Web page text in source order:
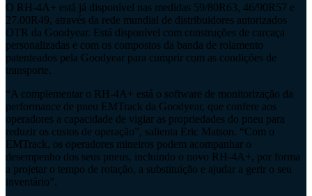
O RH-4A+ está já disponível nas medidas 59/80R63, 46/90R57 e
27.00R49, através da rede mundial de distribuidores autorizados
OTR da Goodyear. Está disponível com construções de carcaça
personalizadas e com os compostos da banda de rolamento
patenteados pela Goodyear para cumprir com as condições de
transporte.
“A complementar o RH-4A+ está o software de monitorização da
performance de pneu EMTrack da Goodyear, que confere aos
operadores a capacidade de vigiar as propriedades do pneu para
reduzir os custos de operação”, salienta Eric Matson. “Com o
EMTrack, os operadores mineiros podem acompanhar o
desempenho dos seus pneus, incluindo o novo RH-4A+, por forma
a projetar o tempo de rotação, a substituição e ajudar a gerir o seu
inventário”.